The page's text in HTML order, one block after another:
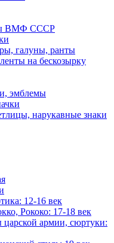
ВМФ СССР
галуны, ранты
на бескозырку
эмблемы
нарукавные знаки
12-16 век
Рококо: 17-18 век
армии, сюртуки: